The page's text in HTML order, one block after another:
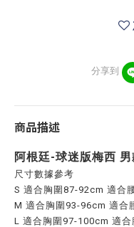
分享到
商品描述
阿根廷-球迷版梅西
尺寸數據參考
S 適合胸圍87-92cm 適合
M 適合胸圍93-96cm 適合
L 適合胸圍97-100cm 適